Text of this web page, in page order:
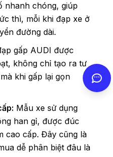
nhanh chóng, giúp
thì, mỗi khi đạp xe ở
đường dài.
gấp AUDI được
không chỉ tạo ra tư
khi gấp lại gọn
Mẫu xe sử dụng
han gỉ, được đúc
cao cấp. Đây cũng là
dễ phân biệt đâu là